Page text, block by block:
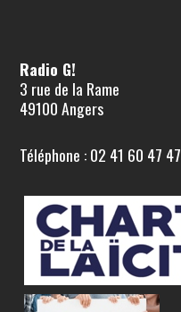
Radio G!
3 rue de la Rame
49100 Angers
Téléphone : 02 41 60 47 47